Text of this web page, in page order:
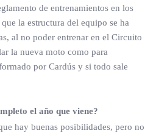
de entrenamientos en los
la estructura del equipo se ha
al no poder entrenar en el Circuito
la nueva moto como para
por Cardús y si todo sale
el año que viene?
hay buenas posibilidades, pero no